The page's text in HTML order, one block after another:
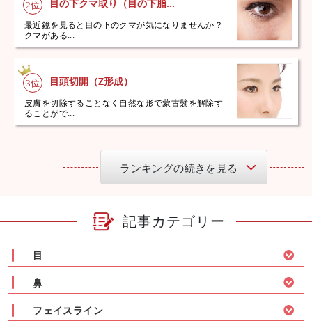
目の下クマ取り（目の下脂...
最近鏡を見ると目の下のクマが気になりませんか？
クマがある...
目頭切開（Z形成）
皮膚を切除することなく自然な形で蒙古襞を解除す
ることがで...
ランキングの続きを見る
記事カテゴリー
目
鼻
フェイスライン